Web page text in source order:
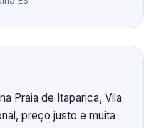
Praia de Itaparica, Vila
preço justo e muita